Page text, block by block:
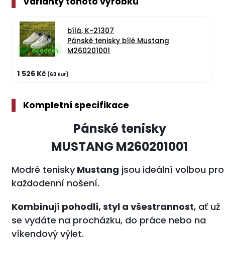
bílá, K-21307
Pánské tenisky bílé Mustang
M260201001
skladem
1 526 Kč (63 Eur)
Kompletní specifikace
Pánské tenisky
MUSTANG M260201001
Modré tenisky Mustang jsou ideální volbou pro
každodenní nošení.
Kombinují pohodlí, styl a všestrannost, ať už
se vydáte na procházku, do práce nebo na
víkendový výlet.